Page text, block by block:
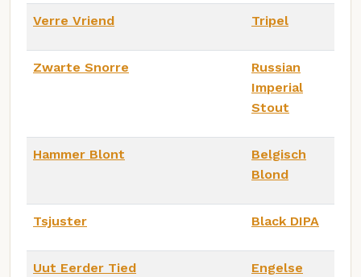
Verre Vriend Tripel
Zwarte Snorre
Russian
Imperial
Stout
Hammer Blont
Belgisch
Blond
Tsjuster Black DIPA
Uut Eerder Tied
Engelse